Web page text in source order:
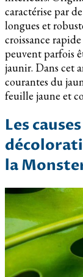
caractérise par
longues et
croissance
peuvent parfois
jaunir. Dans cet
courantes du
feuille jaune et
Les
la